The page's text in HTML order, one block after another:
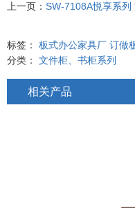
上一页： SW-7108A悦享系列
标签： 板式办公家具厂 订做
分类： 文件柜、书柜系列
相关产品